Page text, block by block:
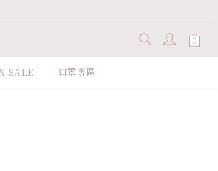
SALE 口罩專區